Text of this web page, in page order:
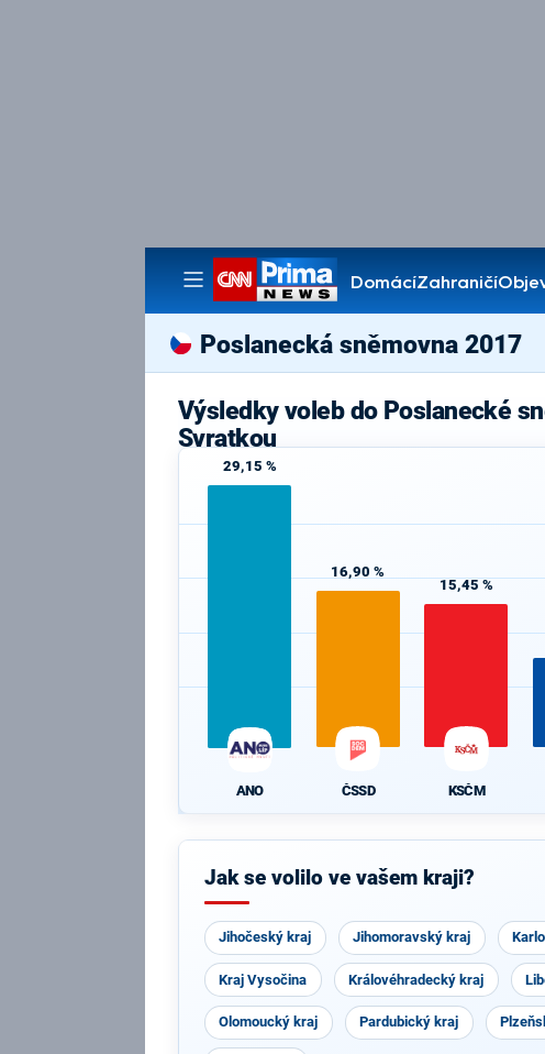
DomácíZahraničí
Pořady
Poslanecká sněmovna 2017
Výsledky voleb do Poslanecké
Svratkou
29,15 %
ANO
16,90 %
ČSSD
15,45 %
KSČM
Jak se volilo ve vašem kraji?
Jihočeský kraj Jihomoravský kraj
Kraj Vysočina Královéhradecký kraj
Olomoucký kraj Pardubický kraj